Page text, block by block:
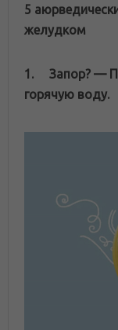
5
желудком
1. Запор? —
горячую воду.